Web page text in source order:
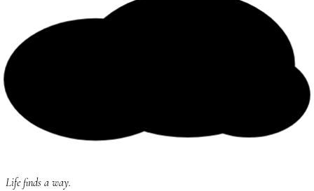
Life finds a way.